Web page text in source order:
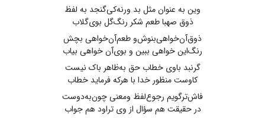
وین به عنوان مثل بد ورنه‌کی‌گنجد به لفظ
ذوق صهبا طعم شکر رنگ‌گل بوی‌گلاب
ذوق‌آ‌ن‌خواهی‌بنوش‌و طعم‌آن‌خواهی بچش
رنگ‌این خواهی ببین و بوی‌آن خواهی بیاب
گرنبد باوی خطاب حق به‌ظاهر باک نیست
کاوست منظور خدا با هرکه فرماید خطاب
فاش‌ترگویم رجوع‌لفظ ومعنی چون‌به‌دوست
در حقیقت هم سؤال از وی تراود هم جواب